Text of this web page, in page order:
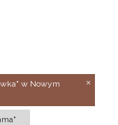
w Nowym